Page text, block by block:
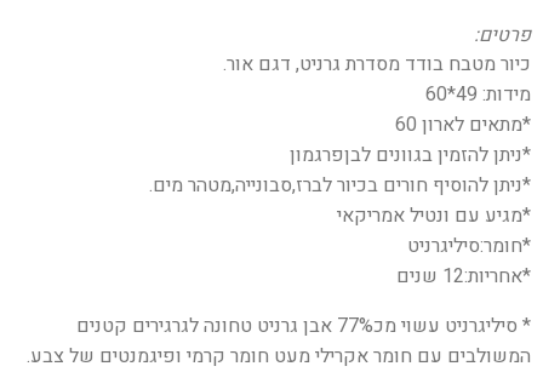
פרטים:
כיור מטבח בודד מסדרת גרניט, דגם אור.
מידות: 49*60
*מתאים לארון 60
*ניתן להזמין בגוונים לבןפרגמון
*ניתן להוסיף חורים בכיור לברז,סבונייה,מטהר מים.
*מגיע עם ונטיל אמריקאי
*חומר:סיליגרניט
*אחריות:12 שנים
* סיליגרניט עשוי מכ77% אבן גרניט טחונה לגרגירים קטנים
המשולבים עם חומר אקרילי מעט חומר קרמי ופיגמנטים של צבע.